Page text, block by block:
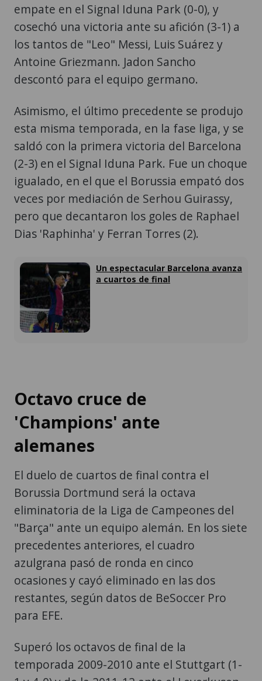
empate en el Signal Iduna Park (0-0), y
cosechó una victoria ante su afición (3-1) a
los tantos de "Leo" Messi, Luis Suárez y
Antoine Griezmann. Jadon Sancho
descontó para el equipo germano.
Asimismo, el último precedente se produjo
esta misma temporada, en la fase liga, y se
saldó con la primera victoria del Barcelona
(2-3) en el Signal Iduna Park. Fue un choque
igualado, en el que el Borussia empató dos
veces por mediación de Serhou Guirassy,
pero que decantaron los goles de Raphael
Dias 'Raphinha' y Ferran Torres (2).
Un espectacular Barcelona avanza
a cuartos de final
Octavo cruce de
'Champions' ante
alemanes
El duelo de cuartos de final contra el
Borussia Dortmund será la octava
eliminatoria de la Liga de Campeones del
"Barça" ante un equipo alemán. En los siete
precedentes anteriores, el cuadro
azulgrana pasó de ronda en cinco
ocasiones y cayó eliminado en las dos
restantes, según datos de BeSoccer Pro
para EFE.
Superó los octavos de final de la
temporada 2009-2010 ante el Stuttgart (1-